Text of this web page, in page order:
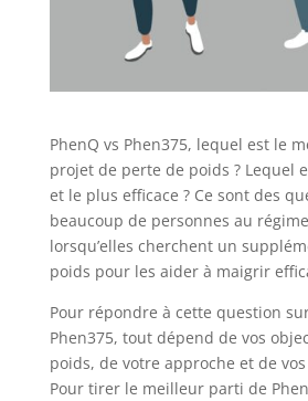
PhenQ vs Phen375, lequel est le
projet de perte de poids ? Lequel
et le plus efficace ? Ce sont des
beaucoup de personnes au
lorsqu’elles cherchent un
poids pour les aider à maigrir
Pour répondre à cette question
Phen375, tout dépend de vos
poids, de votre approche et de
Pour tirer le meilleur parti de